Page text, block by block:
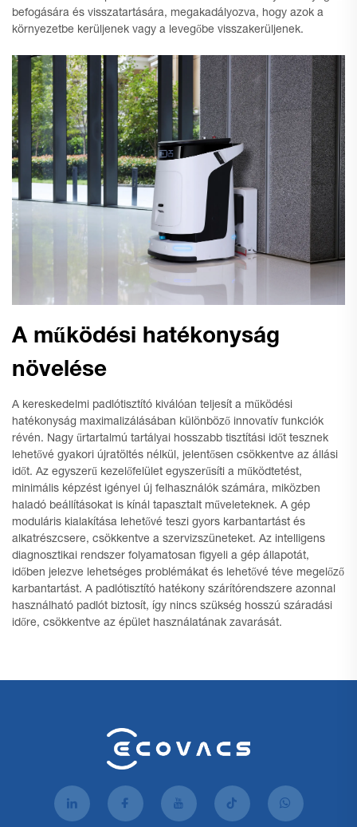
befogására és visszatartására, megakadályozva, hogy azok a
környezetbe kerüljenek vagy a levegőbe visszakerüljenek.
A működési hatékonyság
növelése
A kereskedelmi padlótisztító kiválóan teljesít a működési
hatékonyság maximalizálásában különböző innovatív funkciók
révén. Nagy űrtartalmú tartályai hosszabb tisztítási időt tesznek
lehetővé gyakori újratöltés nélkül, jelentősen csökkentve az állási
időt. Az egyszerű kezelőfelület egyszerűsíti a működtetést,
minimális képzést igényel új felhasználók számára, miközben
haladó beállításokat is kínál tapasztalt műveleteknek. A gép
moduláris kialakítása lehetővé teszi gyors karbantartást és
alkatrészcsere, csökkentve a szervizszüneteket. Az intelligens
diagnosztikai rendszer folyamatosan figyeli a gép állapotát,
időben jelezve lehetséges problémákat és lehetővé téve megelőző
karbantartást. A padlótisztító hatékony szárítórendszere azonnal
használható padlót biztosít, így nincs szükség hosszú száradási
időre, csökkentve az épület használatának zavarását.